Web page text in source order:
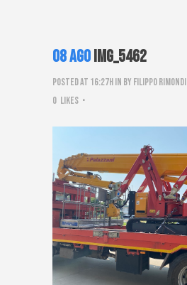
08 AgoIMG_5462
Posted at 16:27hin by Filippo Rimondi
0 Likes